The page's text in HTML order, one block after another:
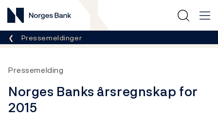
Norges Bank
Her er du nå:
Pressemeldinger
Pressemelding
Norges Banks årsregnskap for
2015